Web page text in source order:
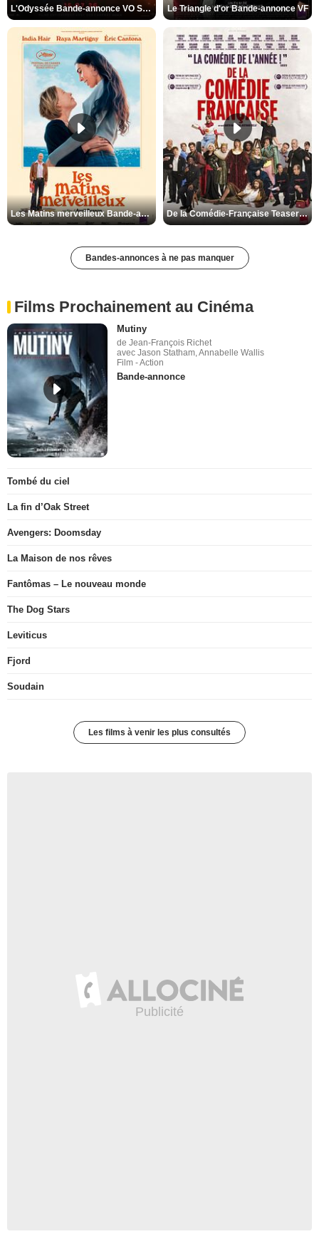
L'Odyssée Bande-annonce VO STFR Le Triangle d'or Bande-annonce VF
Les Matins merveilleux Bande-annonce VF De la Comédie-Française Teaser VF
Bandes-annonces à ne pas manquer
Films Prochainement au Cinéma
Mutiny
de Jean-François Richet
avec Jason Statham, Annabelle Wallis
Film - Action
Bande-annonce
Tombé du ciel
La fin d’Oak Street
Avengers: Doomsday
La Maison de nos rêves
Fantômas – Le nouveau monde
The Dog Stars
Leviticus
Fjord
Soudain
Les films à venir les plus consultés